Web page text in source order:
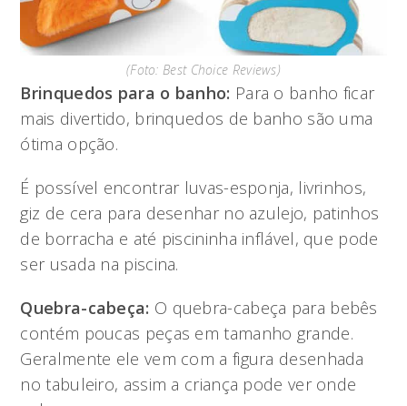
(Foto: Best Choice Reviews)
Brinquedos para o banho: Para o banho ficar
mais divertido, brinquedos de banho são uma
ótima opção.
É possível encontrar luvas-esponja, livrinhos,
giz de cera para desenhar no azulejo, patinhos
de borracha e até piscininha inflável, que pode
ser usada na piscina.
Quebra-cabeça: O quebra-cabeça para bebês
contém poucas peças em tamanho grande.
Geralmente ele vem com a figura desenhada
no tabuleiro, assim a criança pode ver onde